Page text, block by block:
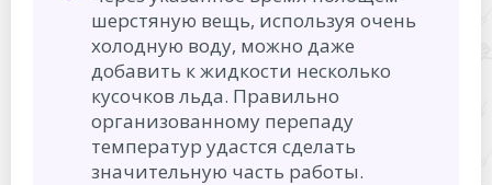
шерстяную вещь, используя очень
холодную воду, можно даже
добавить к жидкости несколько
кусочков льда. Правильно
организованному перепаду
температур удастся сделать
значительную часть работы.